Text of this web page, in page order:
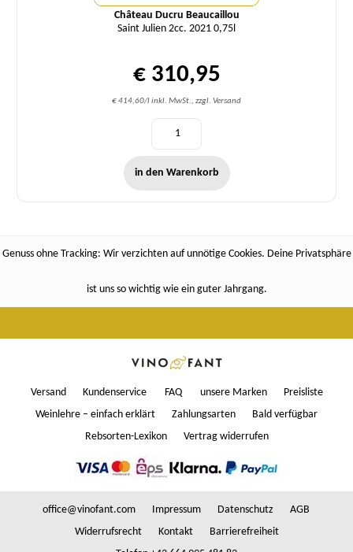
Château Ducru Beaucaillou
Saint Julien 2cc. 2021 0,75l
€ 310,95
€ 414,60/l inkl. MwSt., zzgl. Versand
in den Warenkorb
Genuss ohne Tracking: Wir verzichten auf unnötige Cookies. Deine Privatsphäre
ist uns so wichtig wie ein guter Jahrgang.
Versand Kundenservice FAQ unsere Marken
Preisliste
Weinlehre – einfach erklärt
Zahlungsarten
Bald verfügbar
Rebsorten-Lexikon
Vertrag widerrufen
office@vinofant.com Impressum Datenschutz
AGB
Widerrufsrecht
Kontakt
Barrierefreiheit